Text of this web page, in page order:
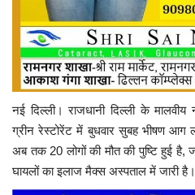
नई दिल्ली। राजधानी दिल्ली के
ग्रीन रेस्टोरेंट में बुधवार सुबह भीषण आग
अब तक 20 लोगों की मौत की पुष्टि हुई है,
घायलों का इलाज मैक्स अस्पताल में जारी है।